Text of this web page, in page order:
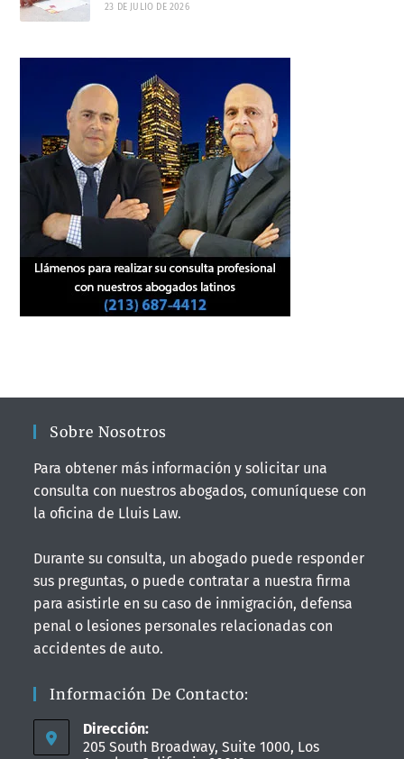
23 DE JULIO DE 2026
Sobre Nosotros
Para obtener más información y solicitar una
consulta con nuestros abogados, comuníquese con
la oficina de Lluis Law.
Durante su consulta, un abogado puede responder
sus preguntas, o puede contratar a nuestra firma
para asistirle en su caso de inmigración, defensa
penal o lesiones personales relacionadas con
accidentes de auto.
Información De Contacto:
Dirección:
205 South Broadway, Suite 1000, Los